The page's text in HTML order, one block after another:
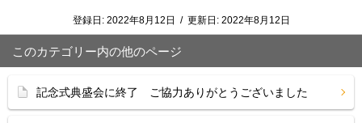
登録日: 2022年8月12日 / 更新日: 2022年8月12日
このカテゴリー内の他のページ
記念式典盛会に終了 ご協力ありがとうございました